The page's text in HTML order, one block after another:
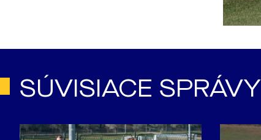
SÚVISIACE SPRÁVY